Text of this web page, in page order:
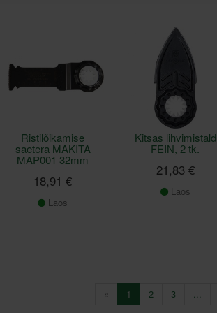
Ristilõikamise
saetera MAKITA
MAP001 32mm
18,91 €
Laos
Kitsas lihvimistald
FEIN, 2 tk.
21,83 €
Laos
« 1 2 3 ...